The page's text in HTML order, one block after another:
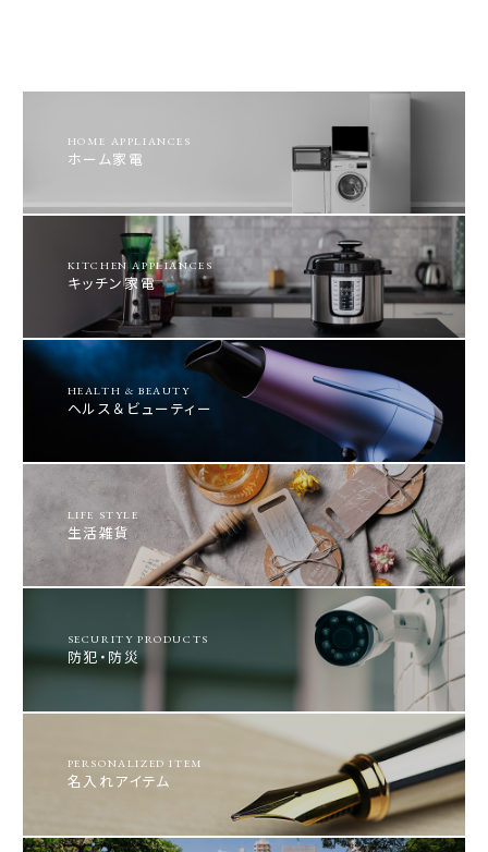
HOME APPLIANCES
ホーム家電
KITCHEN APPLIANCES
キッチン家電
HEALTH & BEAUTY
ヘルス＆ビューティー
LIFE STYLE
生活雑貨
SECURITY PRODUCTS
防犯・防災
PERSONALIZED ITEM
名入れアイテム